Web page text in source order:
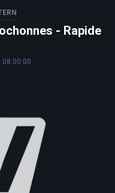
- Rapide
08:00:00